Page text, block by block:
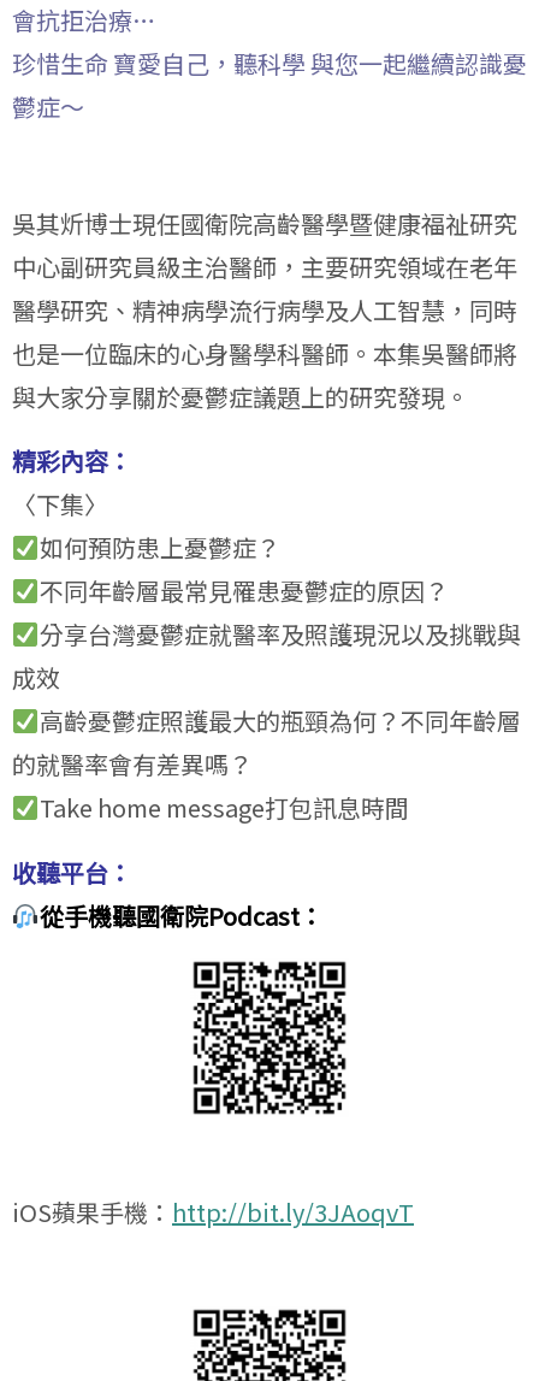
會抗拒治療…
珍惜生命 寶愛自己，聽科學 與您一起繼續認識憂
鬱症～
吳其炘博士現任國衛院高齡醫學暨健康福祉研究
中心副研究員級主治醫師，主要研究領域在老年
醫學研究、精神病學流行病學及人工智慧，同時
也是一位臨床的心身醫學科醫師。本集吳醫師將
與大家分享關於憂鬱症議題上的研究發現。
精彩內容：
〈下集〉
如何預防患上憂鬱症？
不同年齡層最常見罹患憂鬱症的原因？
分享台灣憂鬱症就醫率及照護現況以及挑戰與
成效
高齡憂鬱症照護最大的瓶頸為何？不同年齡層
的就醫率會有差異嗎？
Take home message打包訊息時間
收聽平台：
從手機聽國衛院Podcast：
iOS蘋果手機： http://bit.ly/3JAoqvT